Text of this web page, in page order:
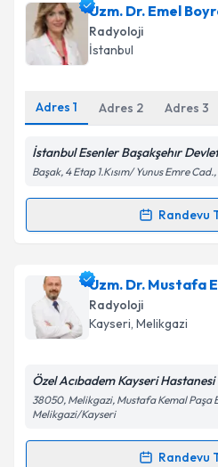
Uzm. Dr. İdris Irmak için
oluşturun. Size bu
takvim hazırlandığında e-
Kişisel verilerimin
kapsamda işlenmesini
Uzm. Dr. Emel
Radyoloji
İstanbul
Adres 1 Adres 2 Adres 3
İstanbul Esenler Başakşehır
Başak, 4 Etap 1.Kısım/ Yunus Emre
Randevu
Randevu Takvimi
Uzm. Dr. Emel Boyraziçin
oluşturun. Size bu
takvim hazırlandığında e-
Kişisel verilerimin
'ni okudum ve
Uzm. Dr. Mustafa
Radyoloji
Kayseri, Melikgazi
Özel Acıbadem Kayseri Hastanesi
38050, Melikgazi, Mustafa Kemal Paşa
Melikgazi/Kayseri
Randevu